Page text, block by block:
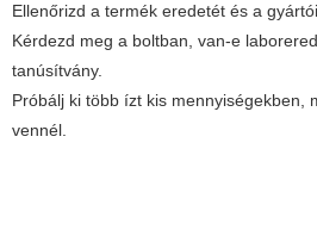
Ellenőrizd a termék eredetét és a
Kérdezd meg a boltban, van‑e
tanúsítvány.
Próbálj ki több ízt kis mennyiségekben,
vennél.